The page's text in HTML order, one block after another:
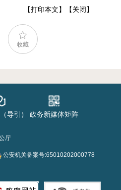
【打印本文】 【关闭】
收藏
导引） 政务新媒体矩阵
厅
公安机关备案号:65010202000778